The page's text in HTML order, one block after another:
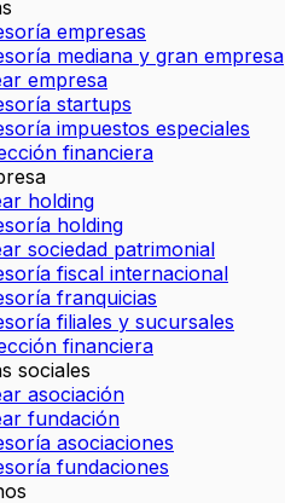
empresas
mediana y gran empresa
empresa
startups
impuestos especiales
financiera
holding
holding
sociedad patrimonial
fiscal internacional
franquicias
filiales y sucursales
financiera
sociales
asociación
fundación
asociaciones
fundaciones